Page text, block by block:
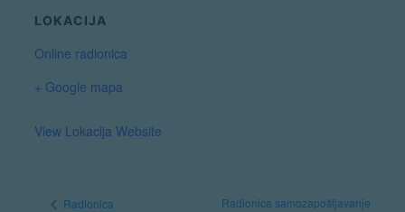
LOKACIJA
Online radionica
+ Google mapa
View Lokacija Website
Radionica
Radionica samozapošljavanje